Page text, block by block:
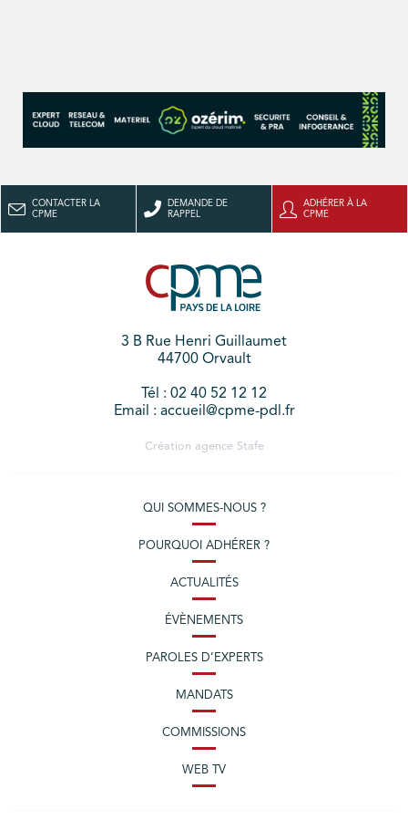
CONTACTER LA
CPME
DEMANDE DE
RAPPEL
ADHÉRER À LA
CPME
3 B Rue Henri Guillaumet
44700 Orvault
Tél : 02 40 52 12 12
Email : accueil@cpme-pdl.fr
Création agence Stafe
QUI SOMMES-NOUS ?
POURQUOI ADHÉRER ?
ACTUALITÉS
ÉVÈNEMENTS
PAROLES D’EXPERTS
MANDATS
COMMISSIONS
WEB TV